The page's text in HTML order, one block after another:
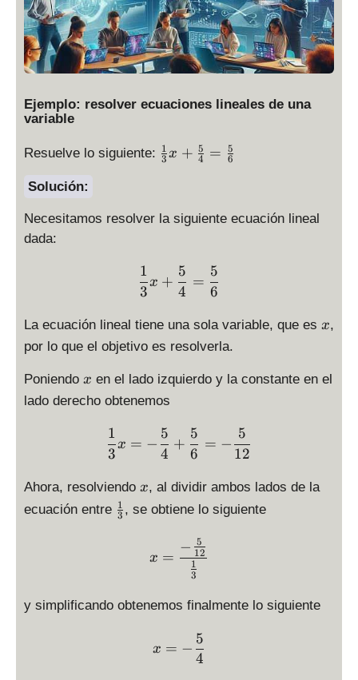
Ejemplo: resolver ecuaciones lineales de una
variable
Resuelve lo siguiente: \
fr
{
{
3
x
+
fr
a
{
5
{
4
\
c
5
3
1 x + 4
5 = 6
5
Solución:
Necesitamos resolver la siguiente ecuación lineal
dada:
3
1
x +
4
5
=
6
5
La ecuación lineal tiene una sola variable, que es x
x,
por lo que el objetivo es resolverla.
Poniendo x
x en el lado izquierdo y la constante en el
lado derecho obtenemos
\displaystyle
3
1
x = −
4
5
+
6
5
= −
12
5
Ahora, resolviendo x
x, al dividir ambos lados de la
ecuación entre \
f
1
3
1 , se obtiene lo siguiente
\displaystyle x =
x =
3
1
− 12
5
y simplificando obtenemos finalmente lo siguiente
\displaystyle x=-
x = −
4
5